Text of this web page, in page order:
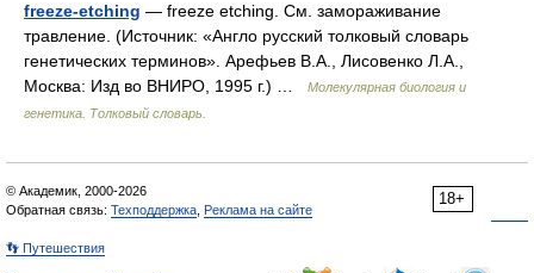
freeze-etching — freeze etching. См. замораживание
травление. (Источник: «Англо русский толковый словарь
генетических терминов». Арефьев В.А., Лисовенко Л.А.,
Москва: Изд во ВНИРО, 1995 г.) …
Молекулярная биология и
генетика. Толковый словарь.
18+
© Академик, 2000-2026
Обратная связь: Техподдержка Реклама на сайте
👣 Путешествия